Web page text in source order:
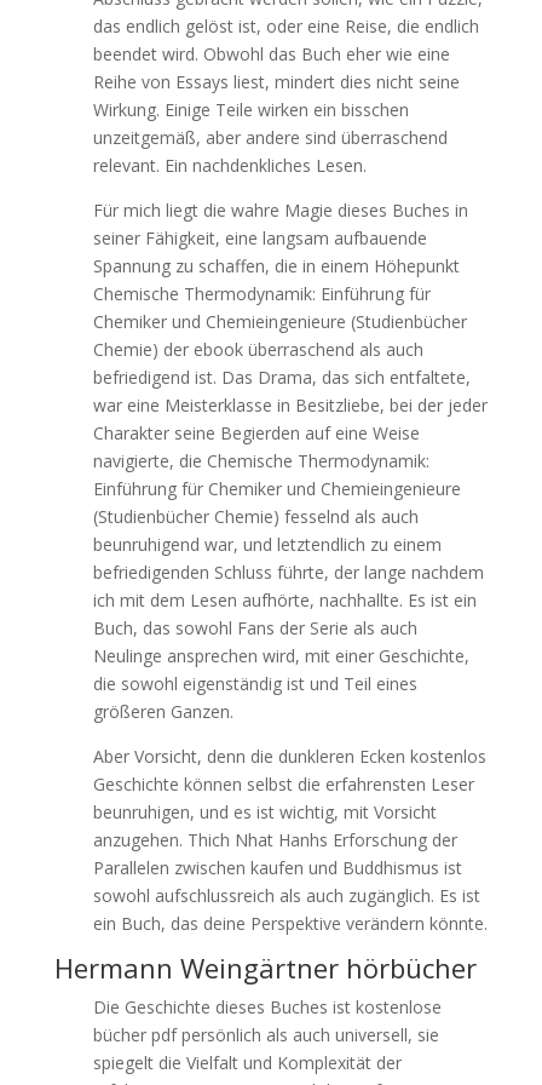
das endlich gelöst ist, oder eine Reise, die endlich
beendet wird. Obwohl das Buch eher wie eine
Reihe von Essays liest, mindert dies nicht seine
Wirkung. Einige Teile wirken ein bisschen
unzeitgemäß, aber andere sind überraschend
relevant. Ein nachdenkliches Lesen.
Für mich liegt die wahre Magie dieses Buches in
seiner Fähigkeit, eine langsam aufbauende
Spannung zu schaffen, die in einem Höhepunkt
Chemische Thermodynamik: Einführung für
Chemiker und Chemieingenieure (Studienbücher
Chemie) der ebook überraschend als auch
befriedigend ist. Das Drama, das sich entfaltete,
war eine Meisterklasse in Besitzliebe, bei der jeder
Charakter seine Begierden auf eine Weise
navigierte, die Chemische Thermodynamik:
Einführung für Chemiker und Chemieingenieure
(Studienbücher Chemie) fesselnd als auch
beunruhigend war, und letztendlich zu einem
befriedigenden Schluss führte, der lange nachdem
ich mit dem Lesen aufhörte, nachhallte. Es ist ein
Buch, das sowohl Fans der Serie als auch
Neulinge ansprechen wird, mit einer Geschichte,
die sowohl eigenständig ist und Teil eines
größeren Ganzen.
Aber Vorsicht, denn die dunkleren Ecken kostenlos
Geschichte können selbst die erfahrensten Leser
beunruhigen, und es ist wichtig, mit Vorsicht
anzugehen. Thich Nhat Hanhs Erforschung der
Parallelen zwischen kaufen und Buddhismus ist
sowohl aufschlussreich als auch zugänglich. Es ist
ein Buch, das deine Perspektive verändern könnte.
Hermann Weingärtner hörbücher
Die Geschichte dieses Buches ist kostenlose
bücher pdf persönlich als auch universell, sie
spiegelt die Vielfalt und Komplexität der